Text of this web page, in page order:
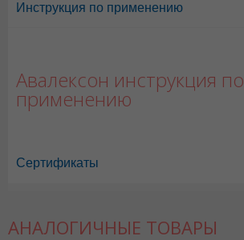
Инструкция по применению
Авалексон инструкция по
применению
Сертификаты
АНАЛОГИЧНЫЕ ТОВАРЫ